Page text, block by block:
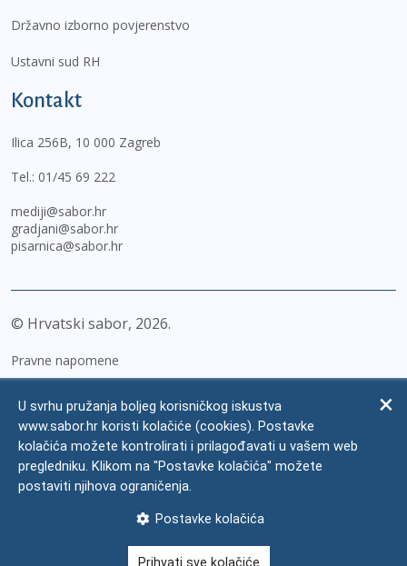
Državno izborno povjerenstvo
Ustavni sud RH
Kontakt
Ilica 256B, 10 000 Zagreb
Tel.: 01/45 69 222
mediji@sabor.hr
gradjani@sabor.hr
pisarnica@sabor.hr
© Hrvatski sabor, 2026
Pravne napomene
Zaštita osobnih podataka
Impressum
Česta pitanja
U svrhu pružanja boljeg korisničkog iskustva
www.sabor.hr koristi kolačiće (cookies). Postavke
kolačića možete kontrolirati i prilagođavati u vašem web
pregledniku. Klikom na "Postavke kolačića" možete
postaviti njihova ograničenja.
Postavke kolačića
Prihvati sve kolačiće